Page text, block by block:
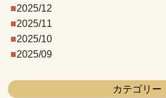
2025/12
2025/11
2025/10
2025/09
カテゴリー